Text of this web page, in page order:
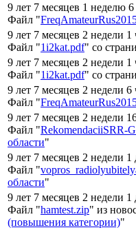
9 лет 7 месяцев 1 неделю
Файл "
9 лет 7 месяцев 2 недели
Файл "1i2kat.pdf" со
9 лет 7 месяцев 2 недели
Файл "1i2kat.pdf" со
9 лет 7 месяцев 2 недели
Файл "
9 лет 7 месяцев 2 недели
Файл "RekomendaciiSRR-
области"
9 лет 7 месяцев 2 недели
Файл "
области"
9 лет 7 месяцев 2 недели
Файл "hamtest.zip" из
(повышения категории)"